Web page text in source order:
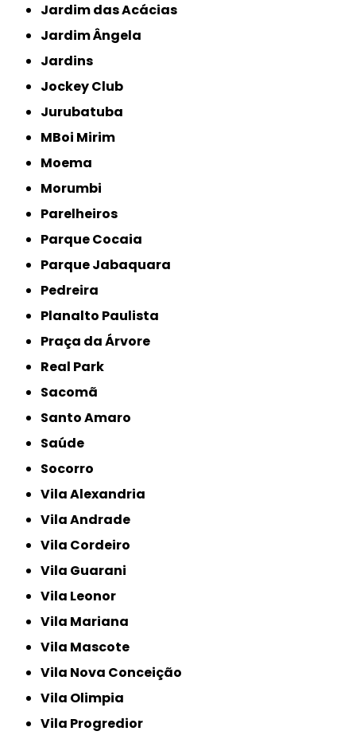
Jardim das Acácias
Jardim Ângela
Jardins
Jockey Club
Jurubatuba
MBoi Mirim
Moema
Morumbi
Parelheiros
Parque Cocaia
Parque Jabaquara
Pedreira
Planalto Paulista
Praça da Árvore
Real Park
Sacomã
Santo Amaro
Saúde
Socorro
Vila Alexandria
Vila Andrade
Vila Cordeiro
Vila Guarani
Vila Leonor
Vila Mariana
Vila Mascote
Vila Nova Conceição
Vila Olimpia
Vila Progredior